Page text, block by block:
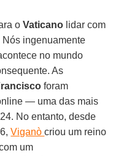
oVaticano lidar com
ingenuamente
no mundo
As
foram
— uma das mais
No entanto, desde
Viganòcriou um reino
um